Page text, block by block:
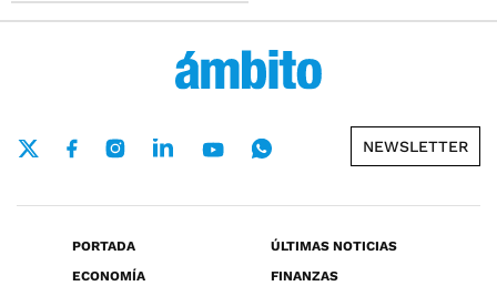
NEWSLETTER
PORTADA
ÚLTIMAS NOTICIAS
ECONOMÍA
FINANZAS